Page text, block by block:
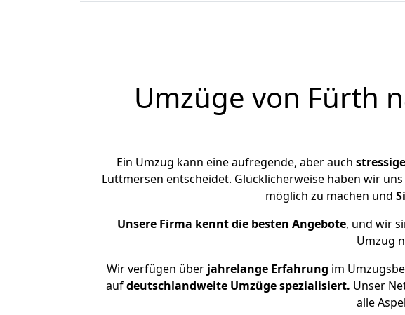
Umzüge von Fürth
Ein Umzug kann eine aufregende, aber auch stressige
Luttmersen entscheidet. Glücklicherweise haben wir
möglich zu machen und
Unsere Firma kennt die besten Angebote, und wir
Umzug
Wir verfügen überjahrelange Erfahrung im
aufdeutschlandweite Umzüge spezialisiert. Unser
alle